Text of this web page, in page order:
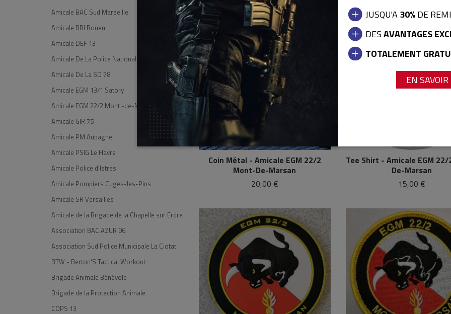
JUSQU'A30%DE
DESAVANTAGES
TOTALEMENT
EN
Amicale BAC Sud Marseille
Amicale BRI Rouen
Amicale DEF 13
Amicale De La Police Nationale
Amicale De La SD 78
Amicale EGM 13/1 Satory
Amicale EGM 22/2 Mont -de-Marsan
Amicale GIR 75
Amicale PM Aubagne
Amicale PSIG Le Havre
Amicale Police d'Istres
Amicale Pompiers Cuges-les-Pins
Amicale SR Versailles
Amicale de la Brigade de la Chapelle sur Erdre
Association BAC AZUR 06
Association Sud Police Municipale La Ciotat
BTW - Berton'S Tactical Workout
Brigade Animale Bénévole
Brigade de la Protection Animale
COPS 13
Coin Métal - Amicale EGM 22/2
Mont-De-Marsan
20,00 €
Tee Shirt - Amicale EGM
De-Marsan
15,00 €